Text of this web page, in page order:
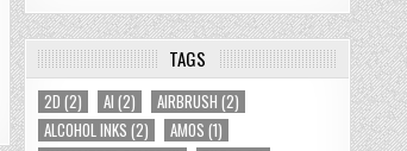
TAGS
2D (2) AI (2) AIRBRUSH (2)
ALCOHOL INKS (2) AMOS (1)